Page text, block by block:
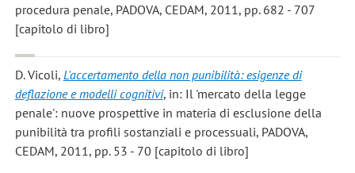
procedura penale, PADOVA, CEDAM, 2011, pp. 682 - 707
[capitolo di libro]
D. Vicoli, L'accertamento della non punibilità: esigenze di
deflazione e modelli cognitivi, in: Il 'mercato della legge
penale': nuove prospettive in materia di esclusione della
punibilità tra profili sostanziali e processuali, PADOVA,
CEDAM, 2011, pp. 53 - 70 [capitolo di libro]